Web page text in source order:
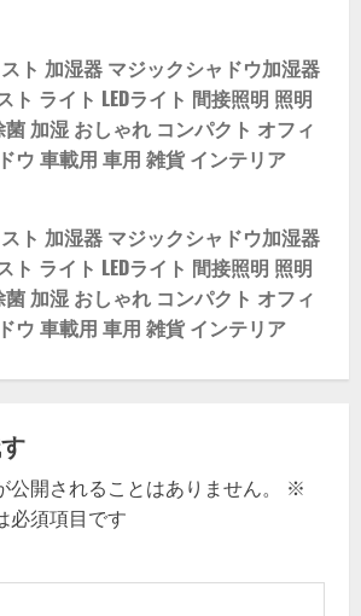
スト 加湿器 マジックシャドウ加湿器
ト ライト LEDライト 間接照明 照明
加湿 おしゃれ コンパクト オフィ
ウ 車載用 車用 雑貨 インテリア
スト 加湿器 マジックシャドウ加湿器
ト ライト LEDライト 間接照明 照明
加湿 おしゃれ コンパクト オフィ
ウ 車載用 車用 雑貨 インテリア
開されることはありません。
※
必須項目です